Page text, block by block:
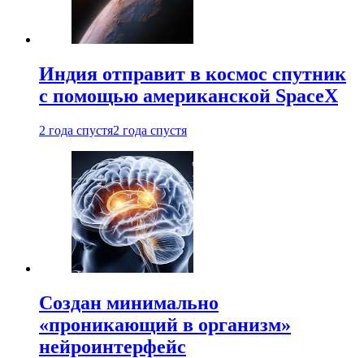
Индия отправит в космос спутник
с помощью американской SpaceX
2 года спустя2 года спустя
Создан минимально
«проникающий в организм»
нейроинтерфейс